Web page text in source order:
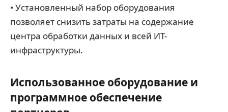
• Установленный набор оборудования
позволяет снизить затраты на содержание
центра обработки данных и всей ИТ-
инфраструктуры.
Использованное оборудование и
программное обеспечение